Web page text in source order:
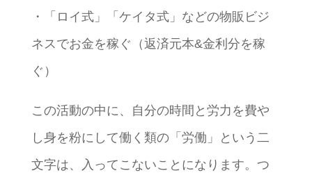
・「ロイ式」「ケイタ式」などの物販ビジ
ネスでお金を稼ぐ（返済元本&金利分を稼
ぐ）
この活動の中に、自分の時間と労力を費や
し身を粉にして働く類の「労働」という二
文字は、入ってこないことになります。つ